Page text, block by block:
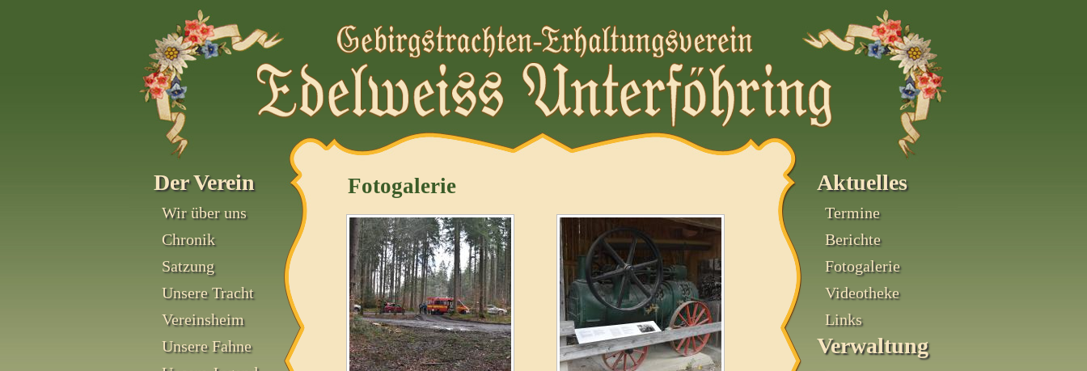
Der Verein
Wir über uns
Chronik
Satzung
Unsere Tracht
Vereinsheim
Unsere Fahne
Fotogalerie Aktuelles
Termine
Berichte
Fotogalerie
Videotheke
Links
Verwaltung